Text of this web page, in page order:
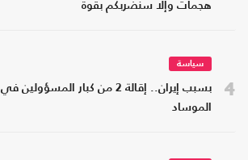
هجمات وإلا سنضربكم بقوة
4
سياسة
بسبب إيران.. إقالة 2 من كبار المسؤولين في
الموساد